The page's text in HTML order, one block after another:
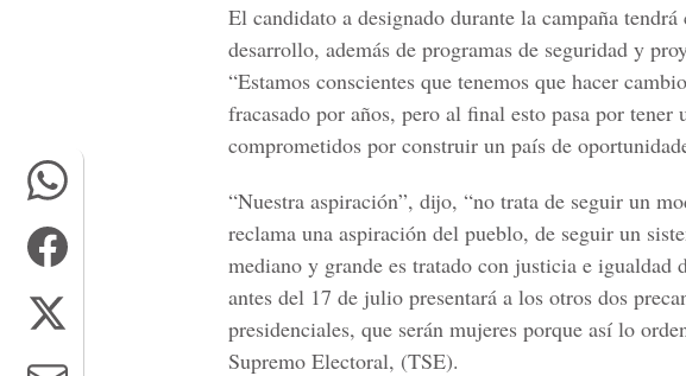
El candidato a designado durante la campaña
desarrollo, además de programas de seguridad y
“Estamos conscientes que tenemos que hacer
fracasado por años, pero al final esto pasa por
comprometidos por construir un país de
“Nuestra aspiración”, dijo, “no trata de seguir un
reclama una aspiración del pueblo, de seguir un
mediano y grande es tratado con justicia e igualdad
antes del 17 de julio presentará a los otros dos
presidenciales, que serán mujeres porque así lo
Supremo Electoral, (TSE).